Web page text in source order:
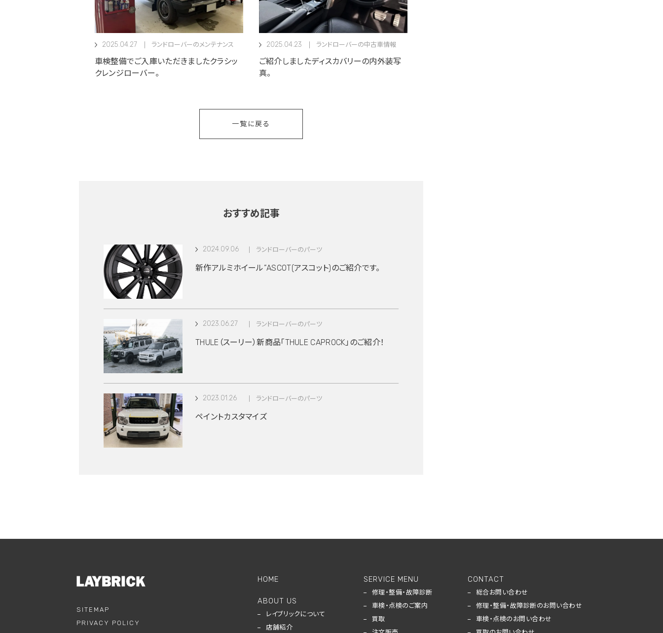
2025.04.27 ランドローバーのメンテナンス
車検整備でご入庫いただきましたクラシッ
クレンジローバー。
2025.04.23 ランドローバーの中古車情報
ご紹介しましたディスカバリーの内外装写
真。
一覧に戻る
おすすめ記事
2024.09.06 ランドローバーのパーツ
新作アルミホイール”ASCOT(アスコット)のご紹介です。
2023.06.27 ランドローバーのパーツ
THULE（スーリー）新商品「THULE CAPROCK」のご紹介！
2023.01.26 ランドローバーのパーツ
ペイントカスタマイズ
HOME
ABOUT US
レイブリックについて
店舗紹介
SERVICE MENU
修理・整備・故障診断
車検・点検のご案内
買取
CONTACT
総合お問い合わせ
修理・整備・故障診断のお問い合わせ
車検・点検のお問い合わせ
SITEMAP
PRIVACY POLICY